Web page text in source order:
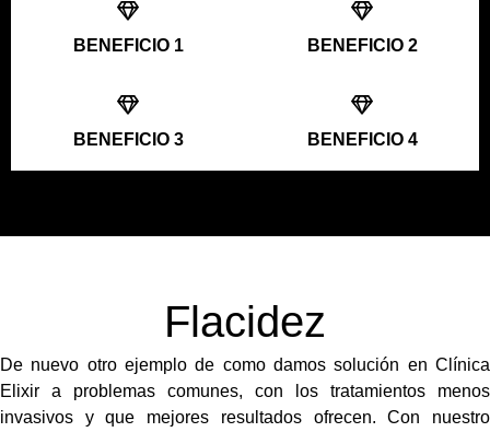
BENEFICIO 1 BENEFICIO 2
BENEFICIO 3 BENEFICIO 4
Flacidez
De nuevo otro ejemplo de como damos solución en Clínica
Elixir a problemas comunes, con los tratamientos menos
invasivos y que mejores resultados ofrecen. Con nuestro